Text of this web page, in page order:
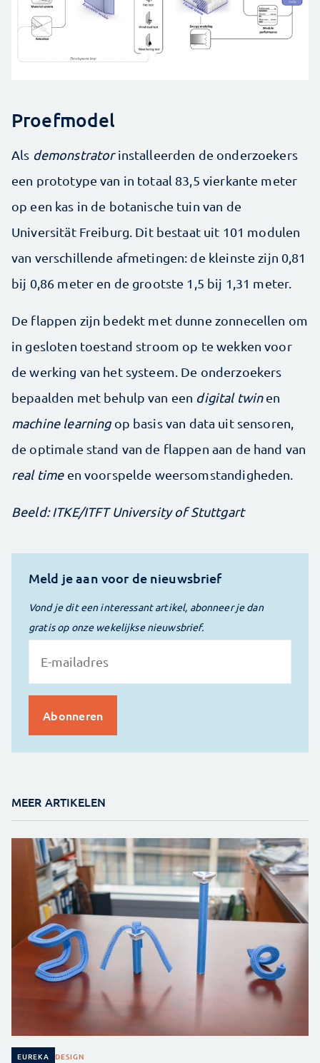
Proefmodel
Als demonstratorinstalleerden de onderzoekers
een prototype van in totaal 83,5 vierkante meter
op een kas in de botanische tuin van de
Universität Freiburg. Dit bestaat uit 101 modulen
van verschillende afmetingen: de kleinste zijn 0,81
bij 0,86 meter en de grootste 1,5 bij 1,31 meter.
De flappen zijn bedekt met dunne zonnecellen om
in gesloten toestand stroom op te wekken voor
de werking van het systeem. De onderzoekers
bepaalden met behulp van een digital twinen
machine learningop basis van data uit sensoren,
de optimale stand van de flappen aan de hand van
real time en voorspelde weersomstandigheden.
Beeld: ITKE/ITFT University of Stuttgart
Meld je aan voor de nieuwsbrief
Vond je dit een interessant artikel, abonneer je dan
gratis op onze wekelijkse nieuwsbrief.
MEER ARTIKELEN
EUREKA DESIGN